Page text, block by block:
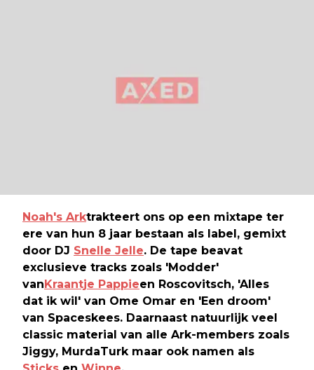
Noah's Arktrakteert ons op een mixtape ter
ere van hun 8 jaar bestaan als label, gemixt
door DJ Snelle Jelle. De tape beavat
exclusieve tracks zoals 'Modder'
van Kraantje Pappieen Roscovitsch, 'Alles
dat ik wil' van Ome Omar en 'Een droom'
van Spaceskees. Daarnaast natuurlijk veel
classic material van alle Ark-members zoals
Jiggy, MurdaTurk maar ook namen als